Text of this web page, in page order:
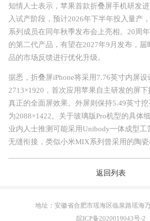
知情人士表示，苹果首款折叠屏手机研发
入试产阶段，预计2026年下半年投入量产
系列成员在同年秋季发布会上亮相。20周
的第二代产品，有望在2027年9月发布，届
品的市场反馈进行优化升级。
据悉，折叠屏iPhone将采用7.76英寸内屏设
2713×1920， 首次应用苹果自主研发的屏
真正的全面屏效果。外屏则保持5.49英寸
为2088×1422。关于玻璃版Pro机型的具体
业内人士推测可能采用Unibody一体成型工
无缝衔接，类似小米MIX系列曾采用的陶瓷
返回列表
地址：安徽省合肥市瑶海区临泉路瑶海
皖ICP备2020019043号-2